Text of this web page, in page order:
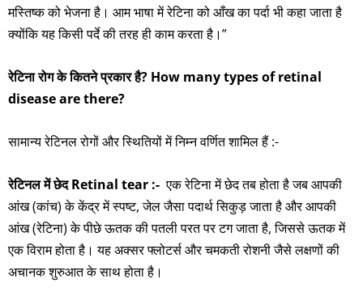
मस्तिष्क को भेजना है। आम भाषा में रेटिना को आँख का पर्दा भी कहा जाता है
क्योंकि यह किसी पर्दे की तरह ही काम करता है।”
रेटिना रोग के कितने प्रकार है? How many types of retinal
disease are there?
सामान्य रेटिनल रोगों और स्थितियों में निम्न वर्णित शामिल हैं :-
रेटिनल में छेद Retinal tear :- एक रेटिना में छेद तब होता है जब आपकी
आंख (कांच) के केंद्र में स्पष्ट, जेल जैसा पदार्थ सिकुड़ जाता है और आपकी
आंख (रेटिना) के पीछे ऊतक की पतली परत पर टग जाता है, जिससे ऊतक में
एक विराम होता है। यह अक्सर फ्लोटर्स और चमकती रोशनी जैसे लक्षणों की
अचानक शुरुआत के साथ होता है।